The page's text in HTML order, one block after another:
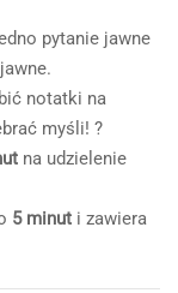
pytanie jawne
notatki na
myśli! ?
na udzielenie
5 minut i zawiera